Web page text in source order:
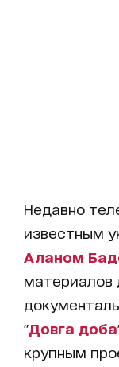
Недавно
известным
Аланом
материалов
"Довга доба
крупным